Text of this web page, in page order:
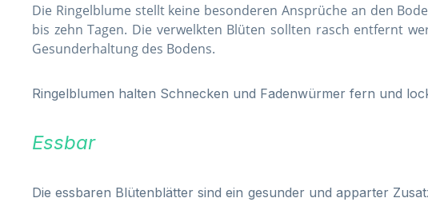
Die Ringelblume stellt keine besonderen Ansprüche an den
bis zehn Tagen. Die verwelkten Blüten sollten rasch entfernt
Gesunderhaltung des Bodens.
Ringelblumen halten Schnecken und Fadenwürmer fern und
Essbar
Die essbaren Blütenblätter sind ein gesunder und apparter